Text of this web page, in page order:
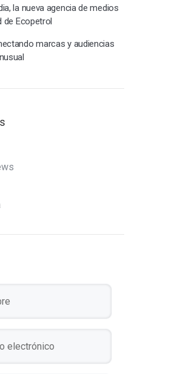
la nueva agencia de medios
de Ecopetrol
marcas y audiencias